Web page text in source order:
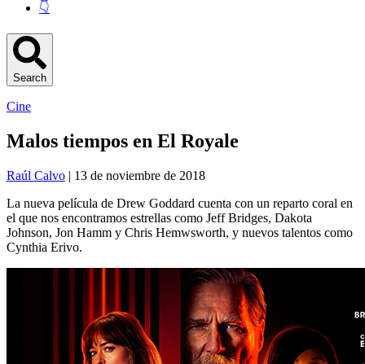
👇
Search
Cine
Malos tiempos en El Royale
Raúl Calvo | 13 de noviembre de 2018
La nueva película de Drew Goddard cuenta con un reparto coral en
el que nos encontramos estrellas como Jeff Bridges, Dakota
Johnson, Jon Hamm y Chris Hemwsworth, y nuevos talentos como
Cynthia Erivo.